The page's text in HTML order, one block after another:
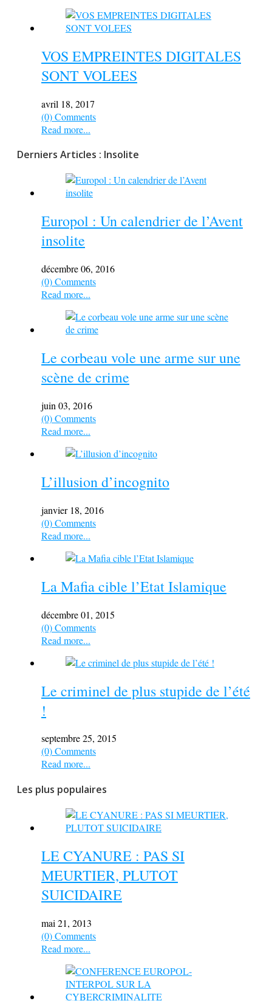
VOS EMPREINTES DIGITALES
SONT VOLEES
avril 18, 2017
(0) Comments
Read more...
Derniers Articles : Insolite
Europol : Un calendrier de l’Avent
insolite
décembre 06, 2016
(0) Comments
Read more...
Le corbeau vole une arme sur une
scène de crime
juin 03, 2016
(0) Comments
Read more...
L’illusion d’incognito
janvier 18, 2016
(0) Comments
Read more...
La Mafia cible l’Etat Islamique
décembre 01, 2015
(0) Comments
Read more...
Le criminel de plus stupide de l’été
!
septembre 25, 2015
(0) Comments
Read more...
Les plus populaires
LE CYANURE : PAS SI
MEURTIER, PLUTOT
SUICIDAIRE
mai 21, 2013
(0) Comments
Read more...